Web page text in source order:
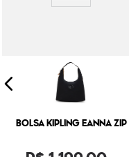
BOLSA KIPLING EANNA ZIP